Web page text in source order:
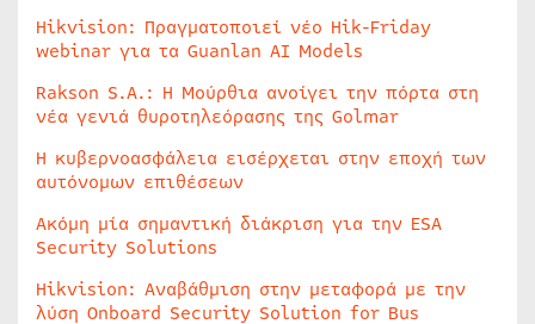
Hikvision: Πραγματοποιεί νέο Hik-Friday
webinar για τα Guanlan AI Models
Rakson S.A.: Η Μούρθια ανοίγει την πόρτα στη
νέα γενιά θυροτηλεόρασης της Golmar
Η κυβερνοασφάλεια εισέρχεται στην εποχή των
αυτόνομων επιθέσεων
Ακόμη μία σημαντική διάκριση για την ESA
Security Solutions
Hikvision: Αναβάθμιση στην μεταφορά με την
λύση Onboard Security Solution for Bus